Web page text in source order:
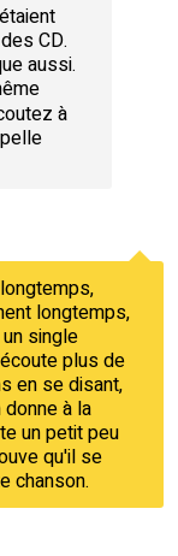
CD.
aussi.
à
longtemps,
single
plus de
en se disant,
à la
un petit peu
qu'il se
chanson.